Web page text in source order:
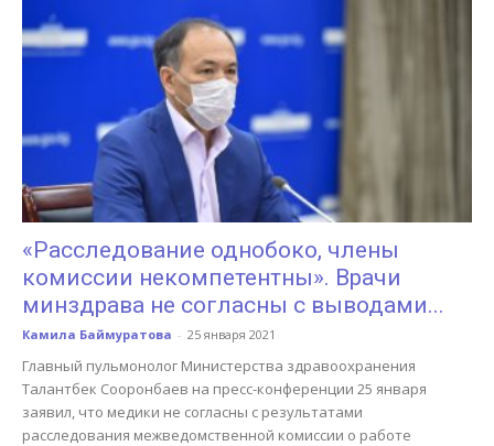
«Расследование однобоко, члены
комиссии некомпетентны». Врачи
минздрава не согласны с выводами...
Камила Баймуратова - 25 января 2021
Главный пульмонолог Министерства здравоохранения
Талантбек Сооронбаев на пресс-конференции 25 января
заявил, что медики не согласны с результатами
расследования межведомственной комиссии о работе